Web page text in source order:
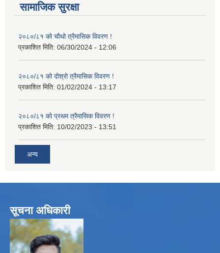
सामाजिक सुरक्षा
२०८०/८१ को चौथो त्रैमासिक विवरण !
प्रकाशित मिति: 06/30/2024 - 12:06
२०८०/८१ को दोश्रो त्रैमासिक विवरण !
प्रकाशित मिति: 01/02/2024 - 13:17
२०८०/८१ को प्रथम त्रैमासिक विवरण !
प्रकाशित मिति: 10/02/2023 - 13:51
अन्य
सूचना अधिकारी